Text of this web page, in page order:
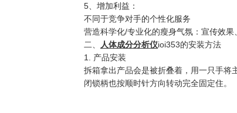
5、增加利益：
不同于竞争对手的个性化服务
营造科学化/专业化的瘦身气氛：宣传效
二、
人体成分分析仪ioi353的安装方法
1. 产品安装
拆箱拿出产品会是被折叠着，用一只手将
闭锁柄也按顺时针方向转动完全固定住。